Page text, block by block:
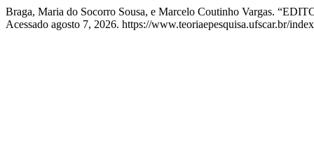
Braga, Maria do Socorro Sousa, e Marcelo Coutinho Vargas.
Acessado agosto 7, 2026. https://www.teoriaepesquisa.ufscar.br/